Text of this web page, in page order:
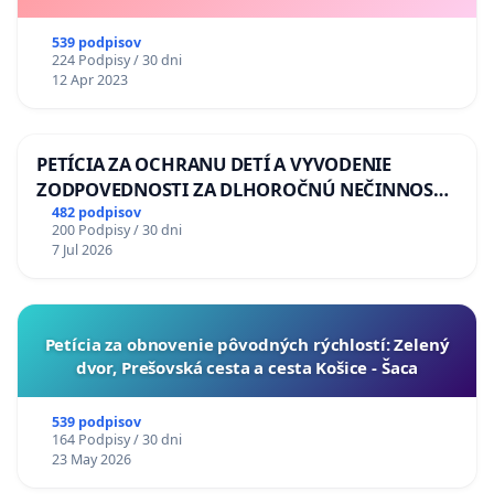
539 podpisov
224 Podpisy / 30 dni
12 Apr 2023
PETÍCIA ZA OCHRANU DETÍ A VYVODENIE
ZODPOVEDNOSTI ZA DLHOROČNÚ NEČINNOSŤ
A ZLYHANIE ŠTÁTU
482 podpisov
200 Podpisy / 30 dni
7 Jul 2026
​Petícia za obnovenie pôvodných rýchlostí: Zelený
dvor, Prešovská cesta a cesta Košice - Šaca
539 podpisov
164 Podpisy / 30 dni
23 May 2026